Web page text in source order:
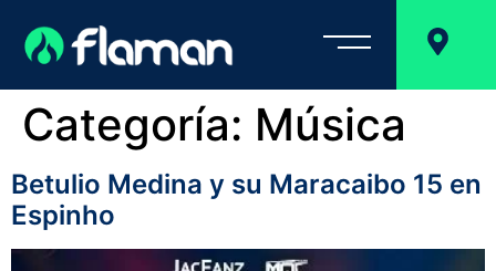
Categoría: Música
Betulio Medina y su Maracaibo 15 en
Espinho